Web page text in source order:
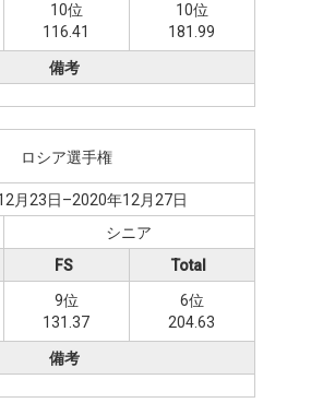
10位
116.41
10位
181.99
備考
ロシア選手権
月23日–2020年12月27日
シニア
FS
9位
131.37
Total
6位
204.63
備考